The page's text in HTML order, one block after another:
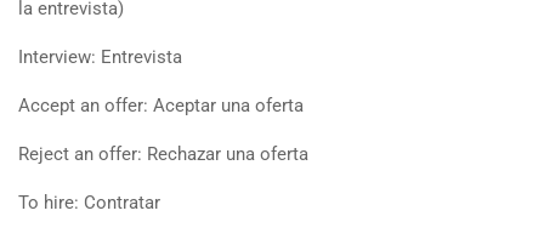
la entrevista)
Interview: Entrevista
Accept an offer: Aceptar una oferta
Reject an offer: Rechazar una oferta
To hire: Contratar